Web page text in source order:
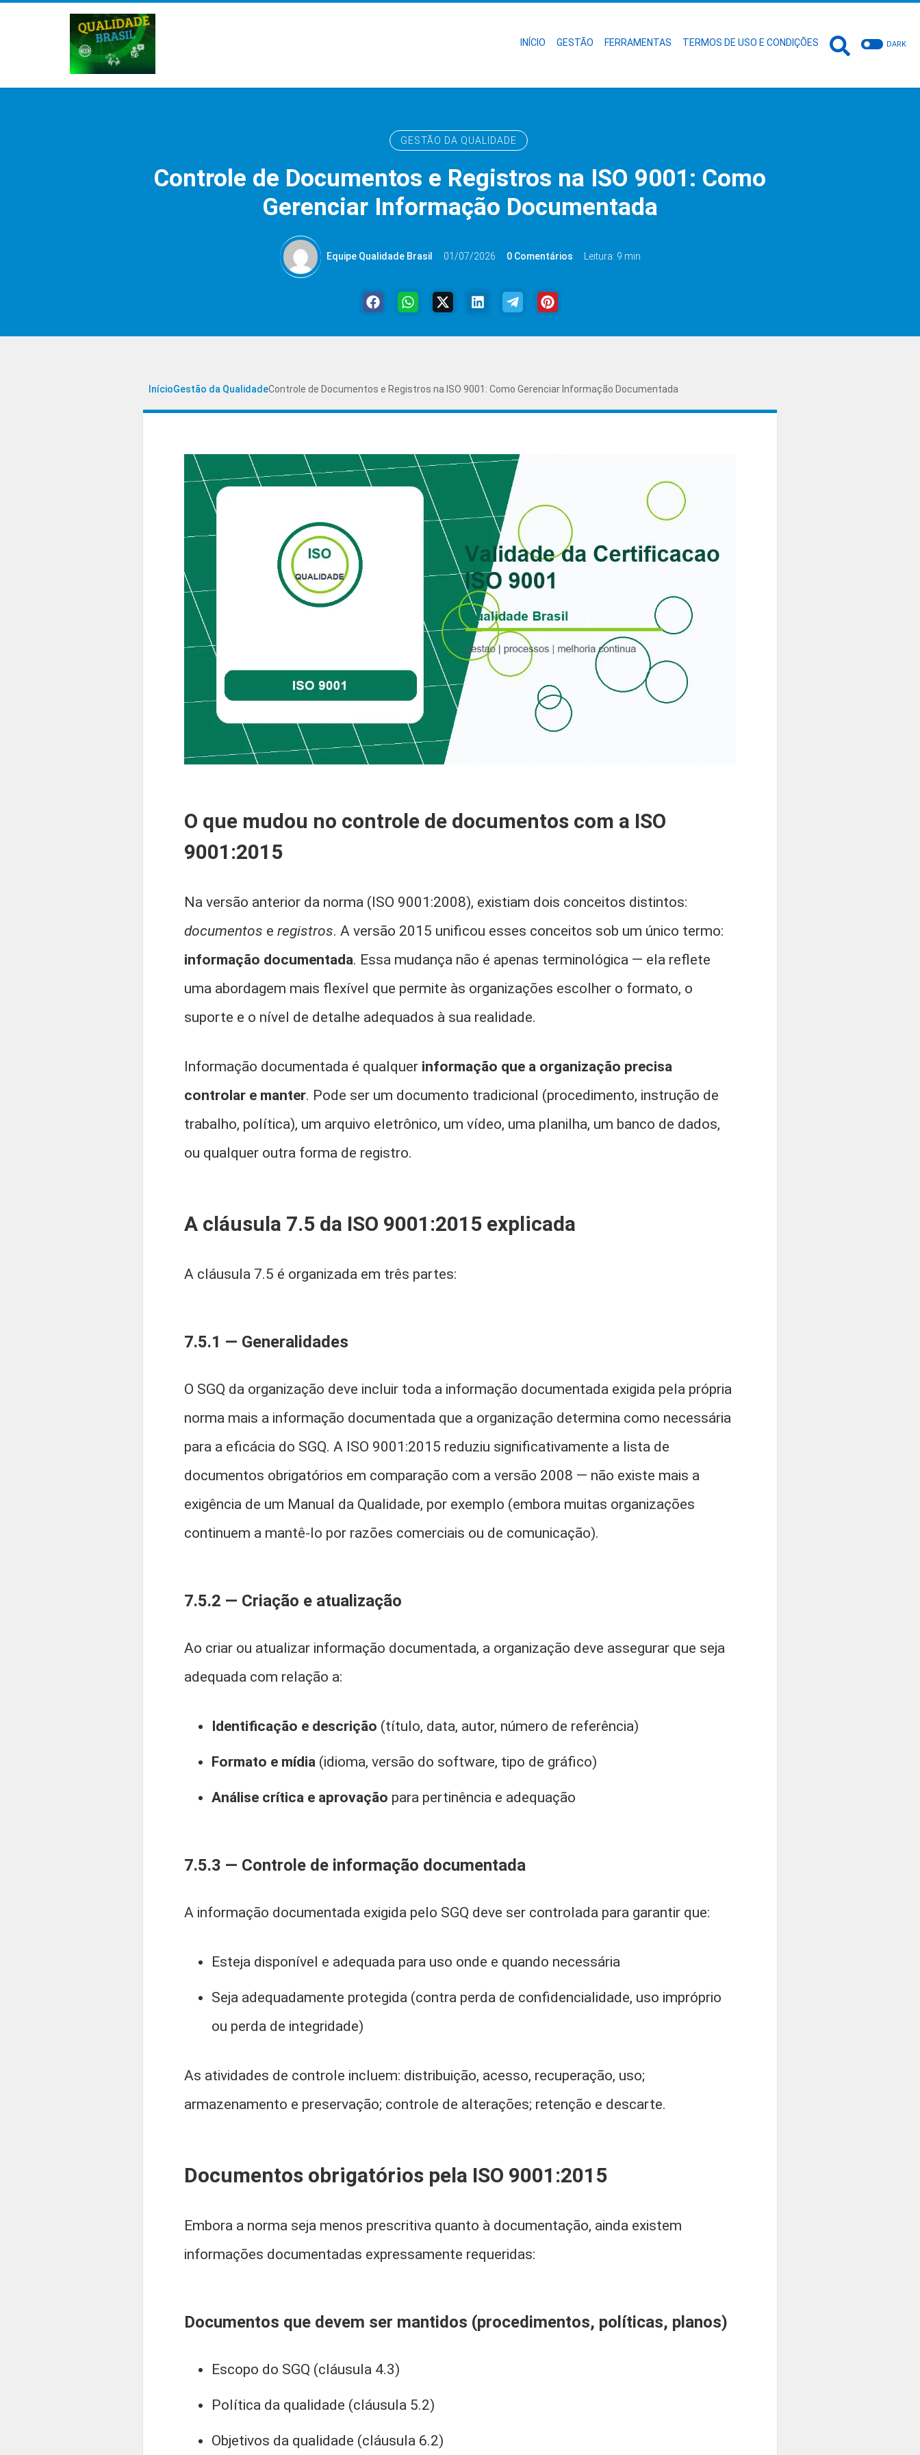
INÍCIO GESTÃO FERRAMENTAS TERMOS DE USO E CONDIÇÕES DARK
GESTÃO DA QUALIDADE
Controle de Documentos e Registros na ISO 9001: Como
Gerenciar Informação Documentada
Equipe Qualidade Brasil 01/07/2026 0 Comentários Leitura: 9 min
InícioGestão da QualidadeControle de Documentos e Registros na ISO 9001: Como Gerenciar Informação Documentada
O que mudou no controle de documentos com a ISO
9001:2015
Na versão anterior da norma (ISO 9001:2008), existiam dois conceitos distintos:
documentos e registros. A versão 2015 unificou esses conceitos sob um único termo:
informação documentada. Essa mudança não é apenas terminológica — ela reflete
uma abordagem mais flexível que permite às organizações escolher o formato, o
suporte e o nível de detalhe adequados à sua realidade.
Informação documentada é qualquer informação que a organização precisa
controlar e manter. Pode ser um documento tradicional (procedimento, instrução de
trabalho, política), um arquivo eletrônico, um vídeo, uma planilha, um banco de dados,
ou qualquer outra forma de registro.
A cláusula 7.5 da ISO 9001:2015 explicada
A cláusula 7.5 é organizada em três partes:
7.5.1 — Generalidades
O SGQ da organização deve incluir toda a informação documentada exigida pela própria
norma mais a informação documentada que a organização determina como necessária
para a eficácia do SGQ. A ISO 9001:2015 reduziu significativamente a lista de
documentos obrigatórios em comparação com a versão 2008 — não existe mais a
exigência de um Manual da Qualidade, por exemplo (embora muitas organizações
continuem a mantê-lo por razões comerciais ou de comunicação).
7.5.2 — Criação e atualização
Ao criar ou atualizar informação documentada, a organização deve assegurar que seja
adequada com relação a:
Identificação e descrição (título, data, autor, número de referência)
Formato e mídia (idioma, versão do software, tipo de gráfico)
Análise crítica e aprovação para pertinência e adequação
7.5.3 — Controle de informação documentada
A informação documentada exigida pelo SGQ deve ser controlada para garantir que:
Esteja disponível e adequada para uso onde e quando necessária
Seja adequadamente protegida (contra perda de confidencialidade, uso impróprio
ou perda de integridade)
As atividades de controle incluem: distribuição, acesso, recuperação, uso;
armazenamento e preservação; controle de alterações; retenção e descarte.
Documentos obrigatórios pela ISO 9001:2015
Embora a norma seja menos prescritiva quanto à documentação, ainda existem
informações documentadas expressamente requeridas:
Documentos que devem ser mantidos (procedimentos, políticas, planos)
Escopo do SGQ (cláusula 4.3)
Política da qualidade (cláusula 5.2)
Objetivos da qualidade (cláusula 6.2)